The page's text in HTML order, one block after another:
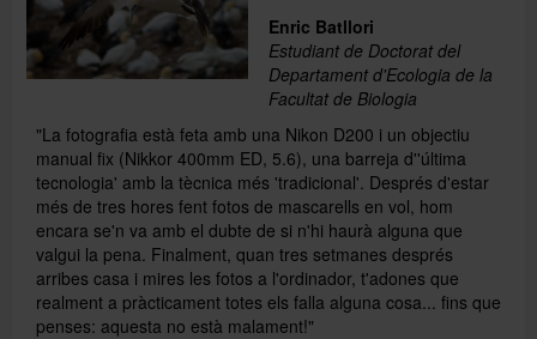
Enric Batllori
Estudiant de Doctorat del
Departament d'Ecologia de la
Facultat de Biologia
"La fotografia està feta amb una Nikon D200 i un objectiu
manual fix (Nikkor 400mm ED, 5.6), una barreja d''última
tecnologia' amb la tècnica més 'tradicional'. Després d'estar
més de tres hores fent fotos de mascarells en vol, hom
encara se'n va amb el dubte de si n'hi haurà alguna que
valgui la pena. Finalment, quan tres setmanes després
arribes casa i mires les fotos a l'ordinador, t'adones que
realment a pràcticament totes els falla alguna cosa... fins que
penses: aquesta no està malament!"